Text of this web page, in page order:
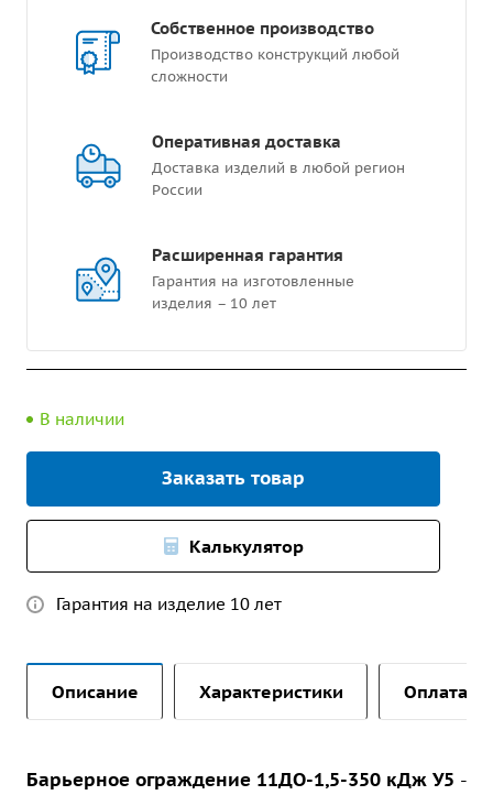
Собственное производство
Производство конструкций любой
сложности
Оперативная доставка
Доставка изделий в любой регион
России
Расширенная гарантия
Гарантия на изготовленные
изделия – 10 лет
В наличии
Заказать товар
Калькулятор
Гарантия на изделие 10 лет
Описание Характеристики Оплата и
Барьерное ограждение 11ДО-1,5-350 кДж У5 -